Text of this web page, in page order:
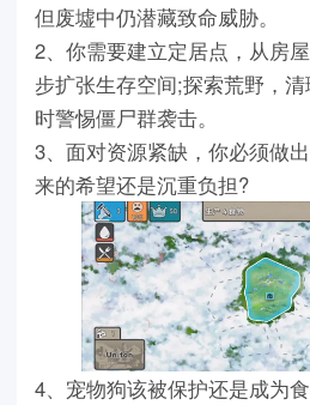
但废墟中仍潜藏致命威胁。
2、你需要建立定居点，从房
步扩张生存空间;探索荒野，
时警惕僵尸群袭击。
3、面对资源紧缺，你必须做
来的希望还是沉重负担?
4、宠物狗该被保护还是成为